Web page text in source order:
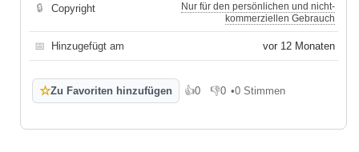
🔒 Copyright
Nur für den persönlichen und nicht-
kommerziellen Gebrauch
📅 Hinzugefügt am vor 12 Monaten
☆Zu Favoriten hinzufügen 👍0
Gefällt mir
👎0
Gefällt mir nicht
•0 Stimmen